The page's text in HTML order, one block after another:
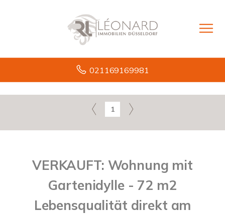
021169169981
1
VERKAUFT: Wohnung mit
Gartenidylle - 72 m2
Lebensqualität direkt am